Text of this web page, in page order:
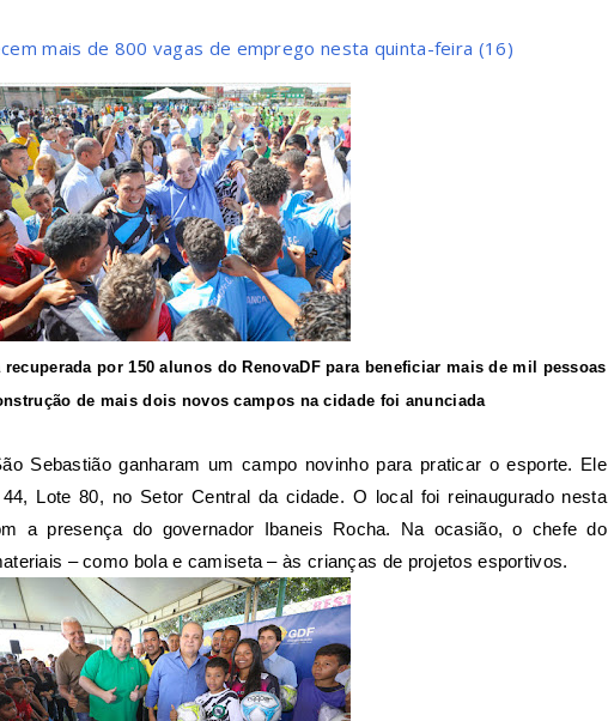
mais de 800 vagas de emprego nesta quinta-feira (16)
por 150 alunos do RenovaDF para beneficiar mais de mil pessoas
de mais dois novos campos na cidade foi anunciada
Sebastião ganharam um campo novinho para praticar o esporte. Ele
Lote 80, no Setor Central da cidade. O local foi reinaugurado nesta
a presença do governador Ibaneis Rocha. Na ocasião, o chefe do
– como bola e camiseta – às crianças de projetos esportivos.